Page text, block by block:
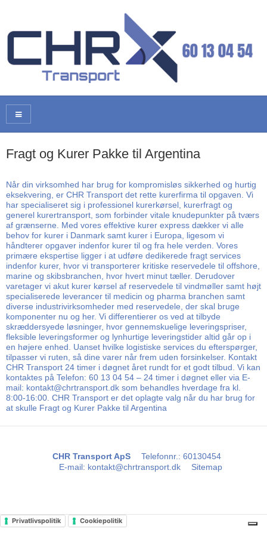
Fragt og Kurer Pakke til Argentina
Når din virksomhed har brug for kompromisløs sikkerhed og hurtig
eksekvering, er CHR Transport det rette kurerfirma til opgaven. Vi
har specialiseret sig i professionel kurerkørsel, kurerfragt og
generel kurertransport, som forbinder vitale knudepunkter på tværs
af grænserne. Med vores effektive kurer express dækker vi alle
behov for kurer i Danmark samt kurer i Europa, ligesom vi
håndterer opgaver indenfor kurer til og fra hele verden. Vores
primære ekspertise ligger i at udføre dedikerede fragt services
indenfor kurer, hvor vi transporterer kritiske reservedele til offshore,
marine og skibsbranchen, hvor hvert minut tæller. Derudover
varetager vi akut kurer kørsel af reservedele til vindmøller samt højt
specialiserede leverancer til medicin og pharma branchen samt
diverse industrivirksomheder med reservedele, der skal bruge
komponenter nu og her. Vi differentierer os ved at tilbyde
skræddersyede løsninger, hvor gennemskuelige leveringspriser,
fleksible leveringsformer og lynhurtige leveringstider altid går op i
en højere enhed. Uanset hvilke logistiske services du efterspørger,
tilpasser vi ruten, så dine varer når frem uden forsinkelser. Kontakt
CHR Transport 24 timer i døgnet året rundt for et godt tilbud. Vi kan
kontaktes på Telefon: 60 13 04 54 – 24 timer i døgnet eller via E-
mail: kontakt@chrtransport.dk som behandles hverdage fra kl.
8:00-16:00. CHR Transport er det oplagte valg når du har brug for
at skulle Fragt og Kurer Pakke til Argentina
CHR Transport ApS Telefonnr.: 60130454
E-mail: kontakt@chrtransport.dk Sitemap
Privatlivspolitik Cookiepolitik